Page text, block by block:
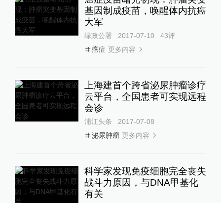
基因制成疫苗，唤醒体内抗癌
大军
绿政公署 2017-07-10 43评
癌症 更多内容
上海建首个跨省泌尿肿瘤诊疗
云平台，全国患者可实现远程
会诊
浦江头条
2017-07-08
泌尿肿瘤 更多内容
科学家发现免疫细胞完全丧失
战斗力原因，与DNA甲基化
有关